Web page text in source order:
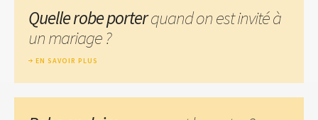
Quelle robe porterquand on est invité à
un mariage ?
EN SAVOIR PLUS